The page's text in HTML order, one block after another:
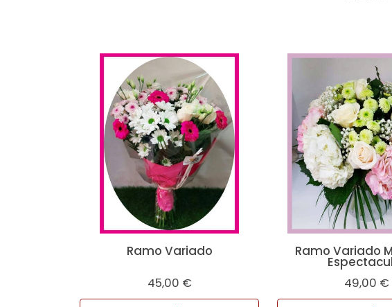
Ramo Variado
45,00 €
Ramo Variado
49,00 €